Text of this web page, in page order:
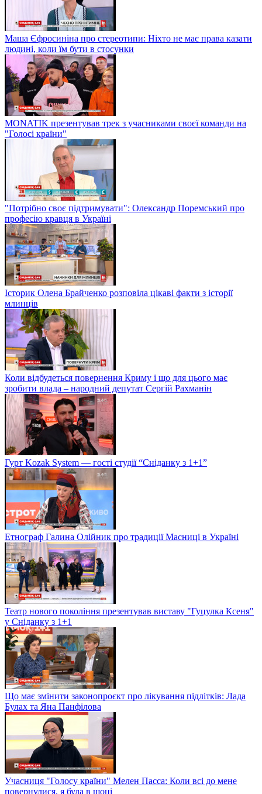
Маша Єфросиніна про стереотипи: Ніхто не має права казати
людині, коли їм бути в стосунки
MONATIK презентував трек з учасниками своєї команди на
"Голосі країни"
"Потрібно своє підтримувати": Олександр Поремський про
професію кравця в Україні
Історик Олена Брайченко розповіла цікаві факти з історії
млинців
Коли відбудеться повернення Криму і що для цього має
зробити влада – народний депутат Сергій Рахманін
Гурт Kozak System — гості студії “Сніданку з 1+1”
Етнограф Галина Олійник про традиції Масниці в Україні
Театр нового покоління презентував виставу "Гуцулка Ксеня"
у Сніданку з 1+1
Що має змінити законопроєкт про лікування підлітків: Лада
Булах та Яна Панфілова
Учасниця "Голосу країни" Мелен Пасса: Коли всі до мене
повернулися, я була в шоці